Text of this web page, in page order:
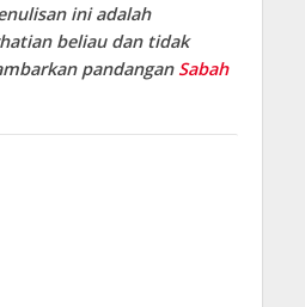
ini adalah
beliau dan tidak
pandangan Sabah